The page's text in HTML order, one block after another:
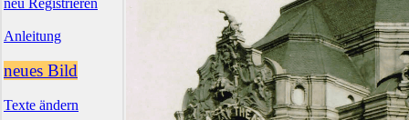
neu Registrieren
Anleitung
neues Bild
Texte ändern